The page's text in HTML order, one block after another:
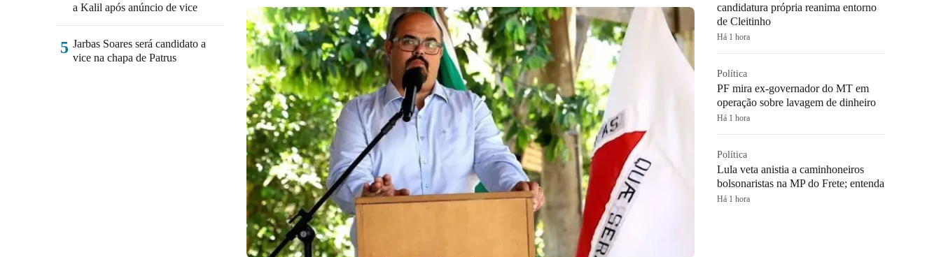
a Kalil após anúncio de vice
5 Jarbas Soares será candidato a
vice na chapa de Patrus
candidatura própria reanima entorno
de Cleitinho
Há 1 hora
Política
PF mira ex-governador do MT em
operação sobre lavagem de dinheiro
Há 1 hora
Política
Lula veta anistia a caminhoneiros
bolsonaristas na MP do Frete; entenda
Há 1 hora